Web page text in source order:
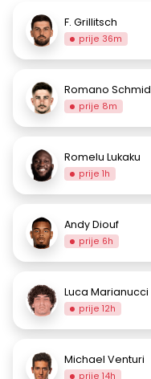
F. Grillitsch
prije 36m
Romano Schmid
prije 8m
Romelu Lukaku
prije 1h
Andy Diouf
prije 6h
Luca Marianucci
prije 12h
Michael Venturi
prije 14h